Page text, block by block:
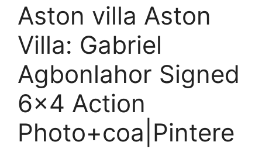
Aston villa Aston
Villa: Gabriel
Agbonlahor Signed
6×4 Action
Photo+coa|Pintere